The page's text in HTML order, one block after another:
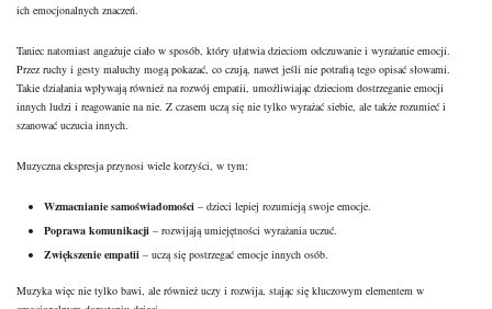
ich emocjonalnych znaczeń.
Taniec natomiast angażuje ciało w sposób, który ułatwia dzieciom odczuwanie i wyrażanie emocji.
Przez ruchy i gesty maluchy mogą pokazać, co czują, nawet jeśli nie potrafią tego opisać słowami.
Takie działania wpływają również na rozwój empatii, umożliwiając dzieciom dostrzeganie emocji
innych ludzi i reagowanie na nie. Z czasem uczą się nie tylko wyrażać siebie, ale także rozumieć i
szanować uczucia innych.
Muzyczna ekspresja przynosi wiele korzyści, w tym:
Wzmacnianie samoświadomości – dzieci lepiej rozumieją swoje emocje.
Poprawa komunikacji – rozwijają umiejętności wyrażania uczuć.
Zwiększenie empatii – uczą się postrzegać emocje innych osób.
Muzyka więc nie tylko bawi, ale również uczy i rozwija, stając się kluczowym elementem w